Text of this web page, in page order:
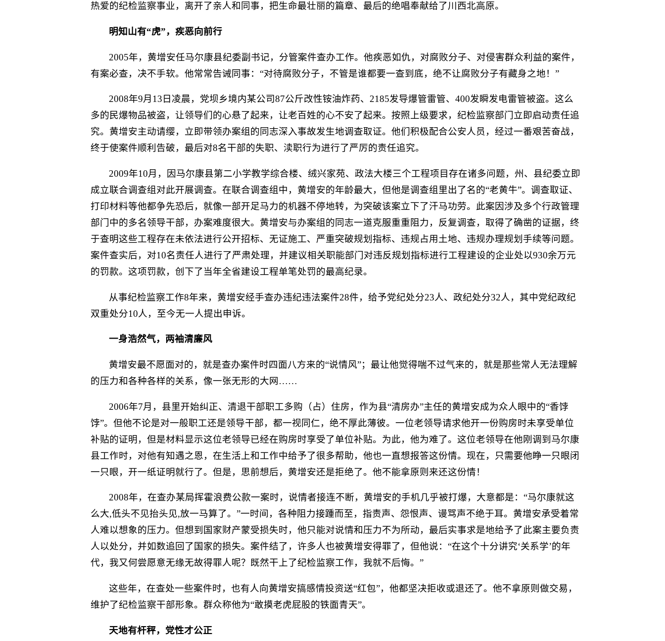
热爱的纪检监察事业，离开了亲人和同事，把生命最壮丽的篇章、最后的绝唱奉献给了川西北高原。
明知山有“虎”，疾恶向前行
2005年，黄增安任马尔康县纪委副书记，分管案件查办工作。他疾恶如仇，对腐败分子、对侵害群众利益的案件，
有案必查，决不手软。他常常告诫同事：“对待腐败分子，不管是谁都要一查到底，绝不让腐败分子有藏身之地！”
2008年9月13日凌晨，党坝乡境内某公司87公斤改性铵油炸药、2185发导爆管雷管、400发瞬发电雷管被盗。这么
多的民爆物品被盗，让领导们的心悬了起来，让老百姓的心不安了起来。按照上级要求，纪检监察部门立即启动责任追
究。黄增安主动请缨，立即带领办案组的同志深入事故发生地调查取证。他们积极配合公安人员，经过一番艰苦奋战，
终于使案件顺利告破，最后对8名干部的失职、渎职行为进行了严厉的责任追究。
2009年10月，因马尔康县第二小学教学综合楼、绒兴家苑、政法大楼三个工程项目存在诸多问题，州、县纪委立即
成立联合调查组对此开展调查。在联合调查组中，黄增安的年龄最大，但他是调查组里出了名的“老黄牛”。调查取证、
打印材料等他都争先恐后，就像一部开足马力的机器不停地转，为突破该案立下了汗马功劳。此案因涉及多个行政管理
部门中的多名领导干部，办案难度很大。黄增安与办案组的同志一道克服重重阻力，反复调查，取得了确凿的证据，终
于查明这些工程存在未依法进行公开招标、无证施工、严重突破规划指标、违规占用土地、违规办理规划手续等问题。
案件查实后，对10名责任人进行了严肃处理，并建议相关职能部门对违反规划指标进行工程建设的企业处以930余万元
的罚款。这项罚款，创下了当年全省建设工程单笔处罚的最高纪录。
从事纪检监察工作8年来，黄增安经手查办违纪违法案件28件，给予党纪处分23人、政纪处分32人，其中党纪政纪
双重处分10人，至今无一人提出申诉。
一身浩然气，两袖清廉风
黄增安最不愿面对的，就是查办案件时四面八方来的“说情风”；最让他觉得喘不过气来的，就是那些常人无法理解
的压力和各种各样的关系，像一张无形的大网……
2006年7月，县里开始纠正、清退干部职工多购（占）住房，作为县“清房办”主任的黄增安成为众人眼中的“香饽
饽”。但他不论是对一般职工还是领导干部，都一视同仁，绝不厚此薄彼。一位老领导请求他开一份购房时未享受单位
补贴的证明，但是材料显示这位老领导已经在购房时享受了单位补贴。为此，他为难了。这位老领导在他刚调到马尔康
县工作时，对他有知遇之恩，在生活上和工作中给予了很多帮助，他也一直想报答这份情。现在，只需要他睁一只眼闭
一只眼，开一纸证明就行了。但是，思前想后，黄增安还是拒绝了。他不能拿原则来还这份情！
2008年，在查办某局挥霍浪费公款一案时，说情者接连不断，黄增安的手机几乎被打爆，大意都是：“马尔康就这
么大,低头不见抬头见,放一马算了。”一时间，各种阻力接踵而至，指责声、怨恨声、谩骂声不绝于耳。黄增安承受着常
人难以想象的压力。但想到国家财产蒙受损失时，他只能对说情和压力不为所动，最后实事求是地给予了此案主要负责
人以处分，并如数追回了国家的损失。案件结了，许多人也被黄增安得罪了，但他说：“在这个十分讲究‘关系学’的年
代，我又何尝愿意无缘无故得罪人呢？既然干上了纪检监察工作，我就不后悔。”
这些年，在查处一些案件时，也有人向黄增安搞感情投资送“红包”，他都坚决拒收或退还了。他不拿原则做交易，
维护了纪检监察干部形象。群众称他为“敢摸老虎屁股的铁面青天”。
天地有杆秤，党性才公正